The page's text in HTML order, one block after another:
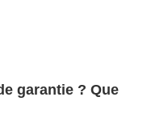
garantie ? Que